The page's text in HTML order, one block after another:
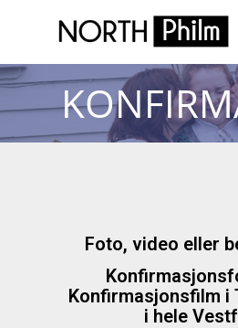
Foto, video eller
Konfirmasjonsfilm i
i hele